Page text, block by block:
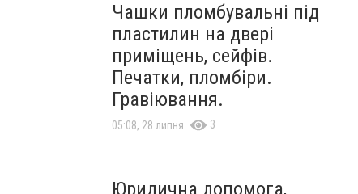
Чашки пломбувальні під
пластилин на двері
приміщень, сейфів.
Печатки, пломбіри.
Гравіювання.
05:08, 28 липня 3
Юридична допомога,